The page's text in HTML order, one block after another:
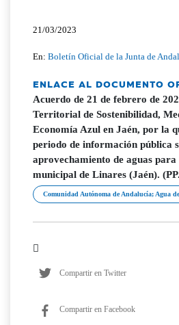
21/03/2023
En:Boletín Oficial de la Junta de
ENLACE AL DOCUMENTO
Acuerdo de 21 de febrero de
Territorial de Sostenibilidad,
Economía Azul en Jaén, por la
periodo de información pública
aprovechamiento de aguas
municipal de Linares (Jaén).
Comunidad Autónoma de Andalucía; Agua
Compartir en Twitter
Compartir en Facebook